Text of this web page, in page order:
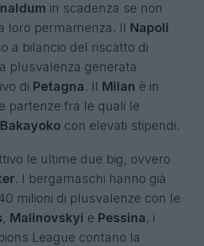
in scadenza se non
loro permamenza. Il Napoli
a bilancio del riscatto di
plusvalenza generata
di Petagna. Il Milan è in
partenze fra le quali le
Bakayoko con elevati stipendi.
le ultime due big, ovvero
. I bergamaschi hanno già
milioni di plusvalenze con le
, Malinovskyi e Pessina, i
League contano la